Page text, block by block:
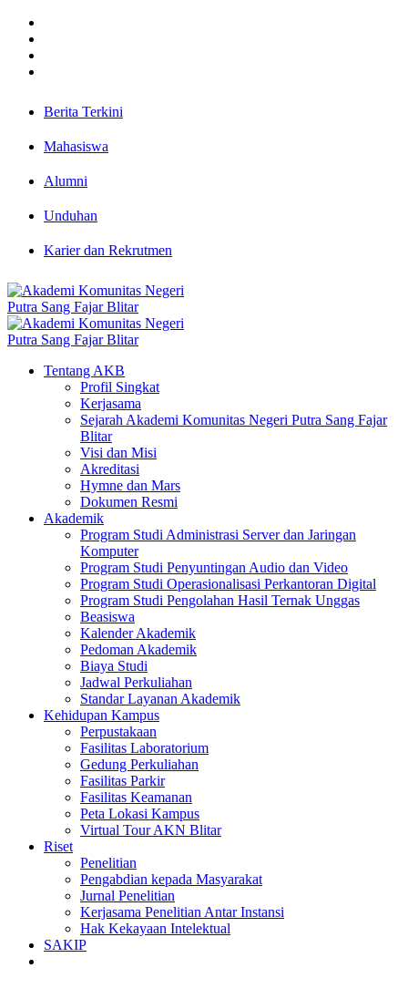
Berita Terkini
Mahasiswa
Alumni
Unduhan
Karier dan Rekrutmen
Tentang AKB
Profil Singkat
Kerjasama
Sejarah Akademi Komunitas Negeri Putra Sang Fajar
Blitar
Visi dan Misi
Akreditasi
Hymne dan Mars
Dokumen Resmi
Akademik
Program Studi Administrasi Server dan Jaringan
Komputer
Program Studi Penyuntingan Audio dan Video
Program Studi Operasionalisasi Perkantoran Digital
Program Studi Pengolahan Hasil Ternak Unggas
Beasiswa
Kalender Akademik
Pedoman Akademik
Biaya Studi
Jadwal Perkuliahan
Standar Layanan Akademik
Kehidupan Kampus
Perpustakaan
Fasilitas Laboratorium
Gedung Perkuliahan
Fasilitas Parkir
Fasilitas Keamanan
Peta Lokasi Kampus
Virtual Tour AKN Blitar
Riset
Penelitian
Pengabdian kepada Masyarakat
Jurnal Penelitian
Kerjasama Penelitian Antar Instansi
Hak Kekayaan Intelektual
SAKIP